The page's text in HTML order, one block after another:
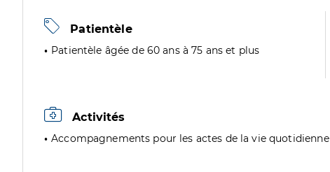
Patientèle
Patientèle âgée de 60 ans à 75 ans et plus
Activités
Accompagnements pour les actes de la vie quotidienne